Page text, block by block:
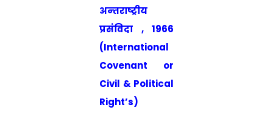
अन्‍तराष्‍ट्रीय
प्रसंविदा , 1966
(International
Covenant or
Civil & Political
Right’s)